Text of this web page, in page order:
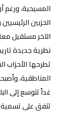
المسيحية، ورغم
الحزبين
الآخر مستقيل
نظرية جديدة
تطرحها الأحزاب
المناطقية،
غداً تتوسع إلى
تتفق على تسمية